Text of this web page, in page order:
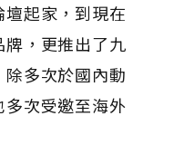
起家，到現在
，更推出了九
多次於國內動
次受邀至海外